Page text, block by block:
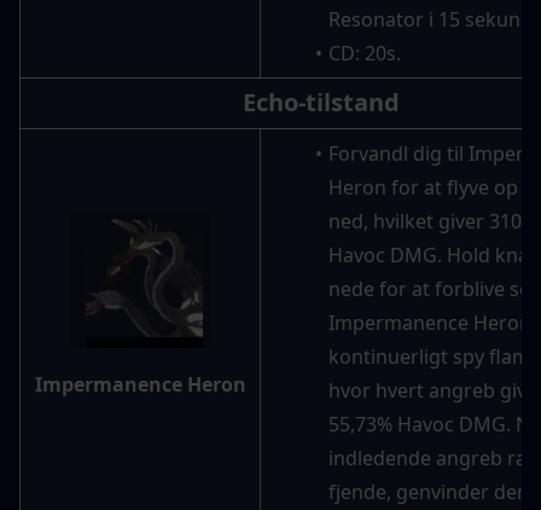
Resonator i 15
CD: 20s.
Echo-tilstand
Impermanence Heron
Forvandl dig til
Heron for at flyve op
ned, hvilket giver
Havoc DMG. Hold
nede for at forblive
Impermanence Heron
kontinuerligt spy
hvor hvert angreb
55,73% Havoc DMG.
indledende angreb
fjende, genvinder den